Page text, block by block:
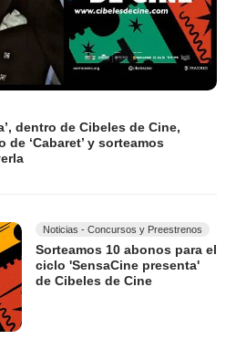
dentro de Cibeles de Cine,
‘Cabaret’ y sorteamos
Noticias - Concursos y Preestrenos
Sorteamos 10 abonos para el
ciclo 'SensaCine presenta'
de Cibeles de Cine